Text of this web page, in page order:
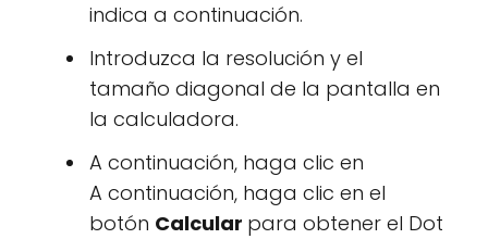
indica a continuación.
Introduzca la resolución y el
tamaño diagonal de la pantalla en
la calculadora.
A continuación, haga clic en
A continuación, haga clic en el
botón Calcular para obtener el Dot